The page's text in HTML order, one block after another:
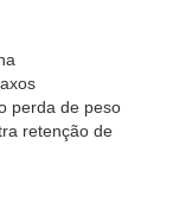
perda de peso
retenção de